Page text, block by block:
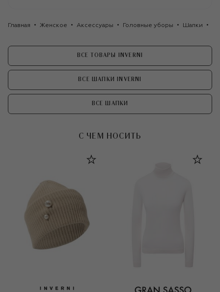
Главная Женское Аксессуары Головные уборы Шапки
ВСЕ ТОВАРЫ INVERNI
ВСЕ ШАПКИ INVERNI
ВСЕ ШАПКИ
С ЧЕМ НОСИТЬ